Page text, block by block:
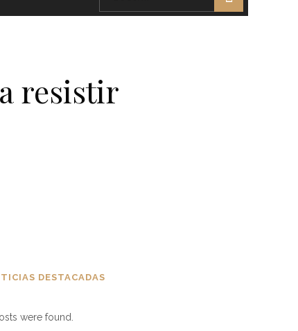
resistir
DESTACADAS
were found.